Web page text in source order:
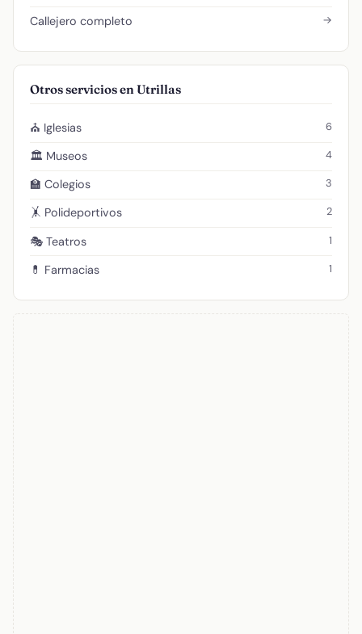
Callejero completo →
Otros servicios en Utrillas
⛪ Iglesias 6
🏛️ Museos 4
🏫 Colegios 3
🤸 Polideportivos 2
🎭 Teatros 1
💊 Farmacias 1